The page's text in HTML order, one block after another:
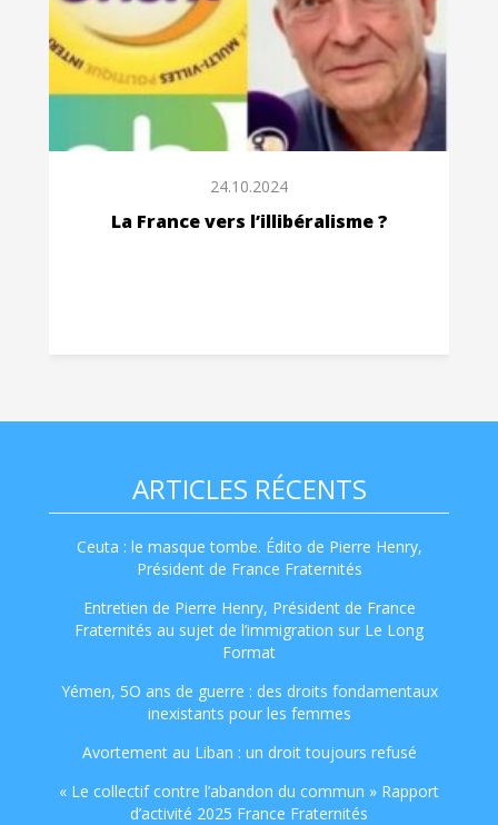
24.10.2024
La France vers l’illibéralisme ?
ARTICLES RÉCENTS
Ceuta : le masque tombe. Édito de Pierre Henry,
Président de France Fraternités
Entretien de Pierre Henry, Président de France
Fraternités au sujet de l’immigration sur Le Long
Format
Yémen, 5O ans de guerre : des droits fondamentaux
inexistants pour les femmes
Avortement au Liban : un droit toujours refusé
« Le collectif contre l’abandon du commun » Rapport
d’activité 2025 France Fraternités